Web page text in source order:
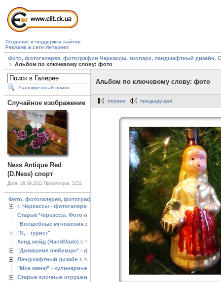
Создание и поддержка сайтов
Реклама в сети Интернет
Фото, фотогалерея, фотографии Черкассы, зоопарк, ландшафтный дизайн.
Альбом по ключевому слову: фото
Расширенный поиск
Случайное изображение
Ness Antique Red
(D.Ness) спорт
Дата: 26.09.2011 Просмотров: 3232
Фото, фотогалерея, фотографии Черкассы, зоопарк, ландшафтный дизайн.
г. Черкассы - фотогалерея
Старые Черкассы. Фото начало ХХ ст.
"Волшебные мгновения зимы"
"Я, - турист"
Хенд мейд (HandMade) г. Черкассы, - изделия ручной работы
"Домашние любимцы" - фото
Ландшафтный дизайн г. Черкассы
"Мое меню" - кулинарные рецепты
Старые елочные игрушки
Альбом по ключевому слову: фото
первая предыдущая